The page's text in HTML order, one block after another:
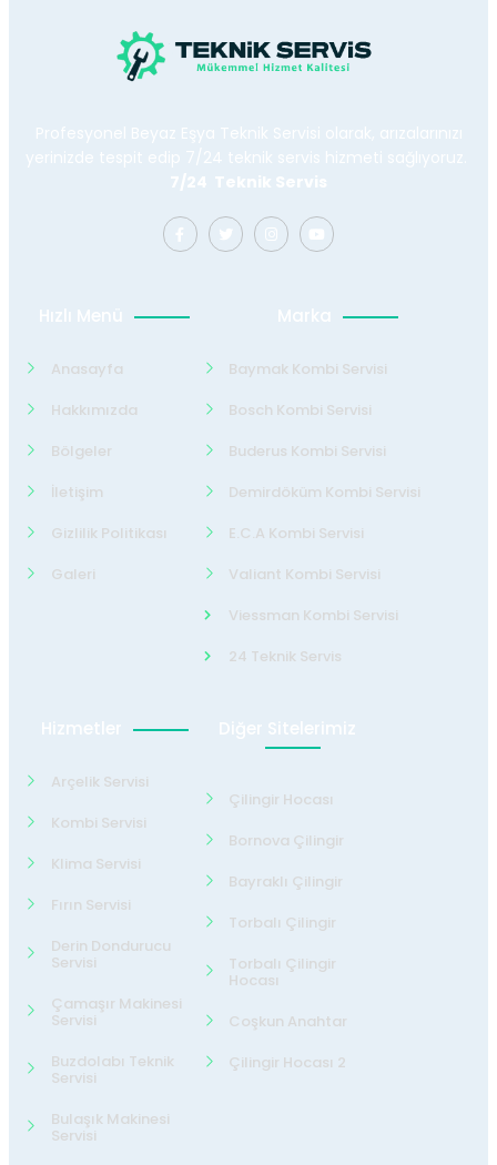
Profesyonel Beyaz Eşya Teknik Servisi olarak, arızalarınızı
yerinizde tespit edip 7/24 teknik servis hizmeti sağlıyoruz.
7/24 Teknik Servis
Hızlı Menü
Anasayfa
Hakkımızda
Bölgeler
İletişim
Gizlilik Politikası
Galeri
Marka
Baymak Kombi Servisi
Bosch Kombi Servisi
Buderus Kombi Servisi
Demirdöküm Kombi Servisi
E.C.A Kombi Servisi
Valiant Kombi Servisi
Viessman Kombi Servisi
24 Teknik Servis
Hizmetler
Arçelik Servisi
Kombi Servisi
Klima Servisi
Fırın Servisi
Derin Dondurucu
Servisi
Çamaşır Makinesi
Servisi
Buzdolabı Teknik
Servisi
Bulaşık Makinesi
Servisi
Diğer Sitelerimiz
Çilingir Hocası
Bornova Çilingir
Bayraklı Çilingir
Torbalı Çilingir
Torbalı Çilingir
Hocası
Coşkun Anahtar
Çilingir Hocası 2